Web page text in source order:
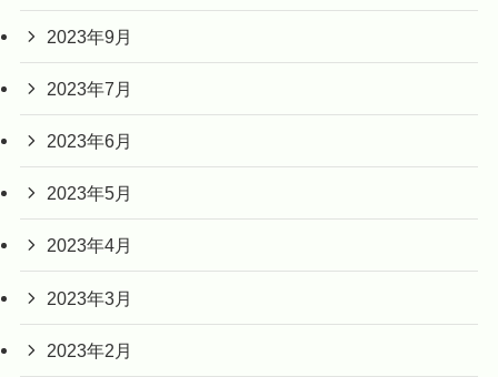
2023年9月
2023年7月
2023年6月
2023年5月
2023年4月
2023年3月
2023年2月